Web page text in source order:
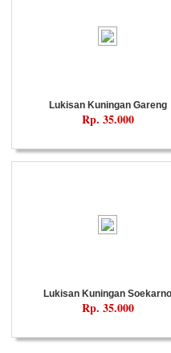
Lukisan Kuningan Gareng
Rp. 35.000
Lukisan Kuningan Soekarno
Rp. 35.000